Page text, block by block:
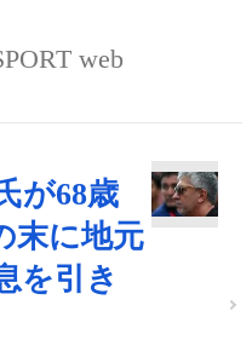
web
が68歳
末に地元
を引き